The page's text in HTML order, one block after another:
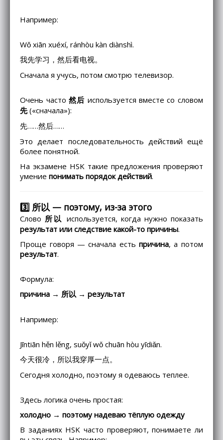
Например:
Wǒ xiān xuéxí, ránhòu kàn diànshì.
我先学习，然后看电视。
Сначала я учусь, потом смотрю телевизор.
Очень часто 然后 используется вместе со словом
先(«сначала»):
先……然后……
Это делает последовательность действий ещё
более понятной.
На экзамене HSK такие предложения проверяют
умениепонимать порядок действий.
3️⃣ 所以 — поэтому, из-за этого
Слово 所以 используется, когда нужно показать
результат или следствие какой-то причины.
Проще говоря — сначала есть причина, а потом
результат.
Формула:
причина → 所以 → результат
Например:
Jīntiān hěn lěng, suǒyǐ wǒ chuān hòu yīdiǎn.
今天很冷，所以我穿厚一点。
Сегодня холодно, поэтому я одеваюсь теплее.
Здесь логика очень простая:
холодно → поэтому надеваю тёплую одежду
В заданиях HSK часто проверяют, понимаете ли